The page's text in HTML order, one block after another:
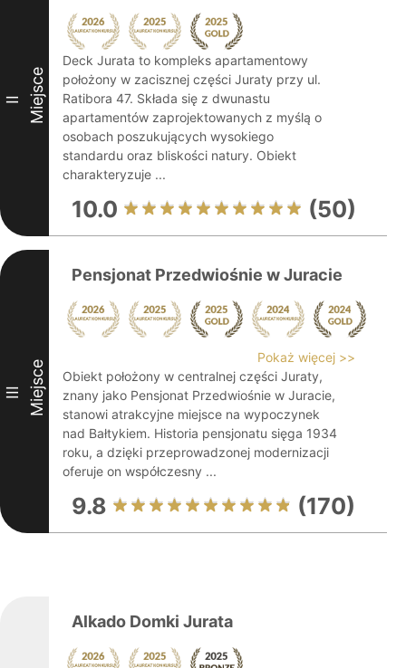
II Miejsce
Deck Jurata to kompleks apartamentowy
położony w zacisznej części Juraty przy ul.
Ratibora 47. Składa się z dwunastu
apartamentów zaprojektowanych z myślą o
osobach poszukujących wysokiego
standardu oraz bliskości natury. Obiekt
charakteryzuje ...
10.0 (50)
III Miejsce
Pensjonat Przedwiośnie w Juracie
Pokaż więcej >>
Obiekt położony w centralnej części Juraty,
znany jako Pensjonat Przedwiośnie w Juracie,
stanowi atrakcyjne miejsce na wypoczynek
nad Bałtykiem. Historia pensjonatu sięga 1934
roku, a dzięki przeprowadzonej modernizacji
oferuje on współczesny ...
9.8 (170)
Alkado Domki Jurata